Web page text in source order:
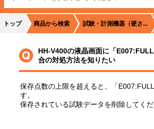
トップ 商品から検索 試験・計測機器（硬さ...
HH-V400の液晶画面に「
合の対処方法を知りたい
保存点数の上限を超えると、「
す。
保存されている試験データを削除してくだ